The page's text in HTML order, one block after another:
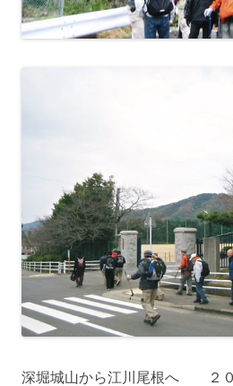
深堀城山から江川尾根へ ２０